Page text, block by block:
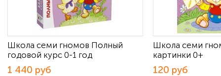
Школа семи гномов Полный
годовой курс 0-1 год
1 440 руб
Школа семи
картинки 0+
120 руб